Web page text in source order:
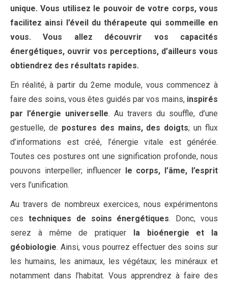
unique. Vous utilisez le pouvoir de votre corps, vous
facilitez ainsi l’éveil du thérapeute qui sommeille en
vous. Vous allez découvrir vos capacités
énergétiques, ouvrir vos perceptions, d’ailleurs vous
obtiendrez des résultats rapides.
En réalité, à partir du 2eme module, vous commencez à
faire des soins, vous êtes guidés par vos mains, inspirés
par l’énergie universelle. Au travers du souffle, d’une
gestuelle, de postures des mains, des doigts; un flux
d’informations est créé, l’énergie vitale est générée.
Toutes ces postures ont une signification profonde, nous
pouvons interpeller; influencerle corps, l’âme, l’esprit
vers l’unification.
Au travers de nombreux exercices, nous expérimentons
ces techniques de soins énergétiques. Donc, vous
serez à même de pratiquer la bioénergie et la
géobiologie. Ainsi, vous pourrez effectuer des soins sur
les humains, les animaux, les végétaux; les minéraux et
notamment dans l’habitat. Vous apprendrez à faire des